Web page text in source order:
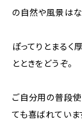
の自然や風景はな
ぽってりとまるく
とときをどうぞ。
ご自分用の普段使
ても喜ばれていま